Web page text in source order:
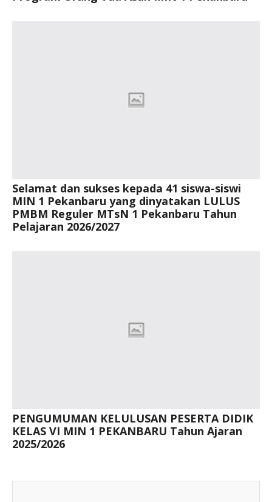
Selamat dan sukses kepada 41 siswa-siswi
MIN 1 Pekanbaru yang dinyatakan LULUS
PMBM Reguler MTsN 1 Pekanbaru Tahun
Pelajaran 2026/2027
PENGUMUMAN KELULUSAN PESERTA DIDIK
KELAS VI MIN 1 PEKANBARU Tahun Ajaran
2025/2026